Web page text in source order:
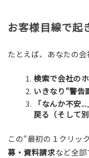
お客様目線で起
たとえば、あなたの会
検索で会社の
いきなり“警告
「なんか不安
戻る（そして
この“最初の１クリッ
募・資料請求など全部